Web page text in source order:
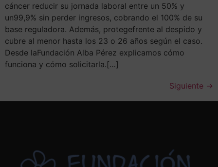
cáncer reducir su jornada laboral entre un 50% y
un99,9% sin perder ingresos, cobrando el 100% de su
base reguladora. Además, protegefrente al despido y
cubre al menor hasta los 23 o 26 años según el caso.
Desde laFundación Alba Pérez explicamos cómo
funciona y cómo solicitarla.[…]
Siguiente →